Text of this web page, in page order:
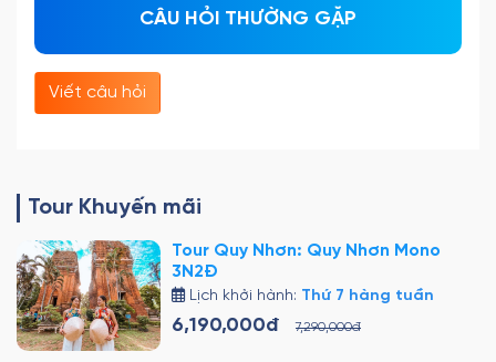
CÂU HỎI THƯỜNG GẶP
Viết câu hỏi
Tour Khuyến mãi
Tour Quy Nhơn: Quy Nhơn Mono
3N2Đ
Lịch khởi hành: Thứ 7 hàng tuần
6,190,000đ 7,290,000đ